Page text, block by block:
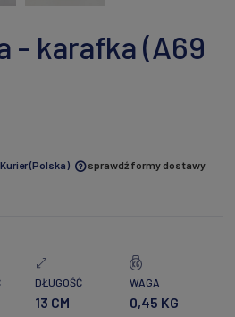
- karafka (A69
(Polska)
kosztów płatności
sprawdź formy dostawy
DŁUGOŚĆ
13 CM
WAGA
0,45 KG